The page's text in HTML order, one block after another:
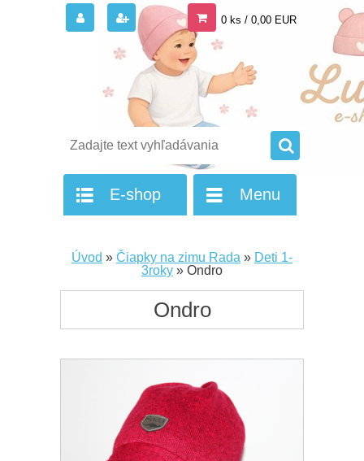
0 ks / 0,00 EUR
E-shop Menu
Úvod » Čiapky na zimu Rada » Deti 1-
3roky » Ondro
Ondro